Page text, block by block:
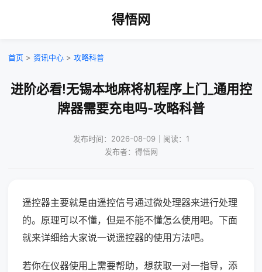
得悟网
首页 > 资讯中心 > 攻略科普
进阶必看!无锡本地麻将机程序上门_通用控
牌器需要充电吗-攻略科普
发布时间：2026-08-09｜阅读：1
发布者：得悟网
遥控器主要就是由遥控信号通过微处理器来进行处理
的。原理可以不懂，但是不能不懂怎么使用吧。下面
就来详细给大家说一说遥控器的使用方法吧。
若你在仪器使用上需要帮助，想获取一对一指导，添